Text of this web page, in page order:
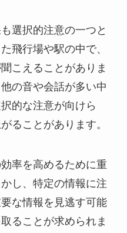
選択的注意の一つと
飛行場や駅の中で、
こえることがありま
の音や会話が多い中
的な注意が向けら
ることがあります。
率を高めるために重
し、特定の情報に注
な情報を見逃す可能
ることが求められま